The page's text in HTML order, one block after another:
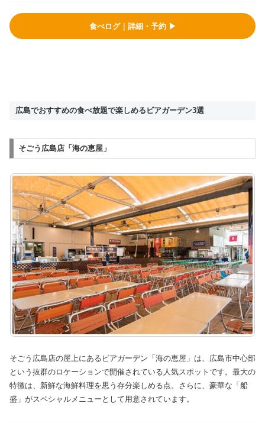
食べログ｜詳細・予約 ▶︎
広島でおすすめの食べ放題で楽しめるビアガーデン3選
そごう広島店「海の恵屋」
そごう広島店の屋上にあるビアガーデン「海の恵屋」は、広島市中心部
という抜群のロケーションで開催されている人気スポットです。最大の
特徴は、新鮮な海鮮料理を思う存分楽しめる点。さらに、豪華な「船
盛」がスペシャルメニューとして用意されています。